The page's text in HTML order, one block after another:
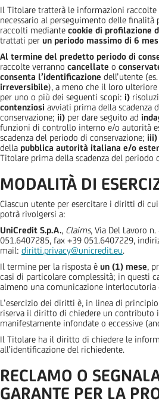
Il Titolare tratterà le informazioni
necessario al perseguimento delle finalità
raccolti mediante cookie di profilazione
trattati per un periodo massimo di 6
Al termine del predetto periodo di
raccolte verranno cancellate o
consenta l’identificazione dell’utente (es.
irreversibile), a meno che il loro
per uno o più dei seguenti scopi: i)
contenziosi avviati prima della scadenza
conservazione; ii) per dare seguito ad
funzioni di controllo interno e/o autorità
scadenza del periodo di conservazione; iii)
della pubblica autorità italiana e/o
Titolare prima della scadenza del periodo
MODALITÀ DI
Ciascun utente per esercitare i diritti di
potrà rivolgersi a:
UniCredit S.p.A., Claims, Via Del Lavoro
051.6407285, fax +39 051.6407229,
mail: diritti.privacy@unicredit.eu.
Il termine per la risposta è un (1) mese,
casi di particolare complessità; in questi
almeno una comunicazione interlocutoria
L’esercizio dei diritti è, in linea di
riserva il diritto di chiedere un contributo
manifestamente infondate o eccessive
Il Titolare ha il diritto di chiedere le
all’identificazione del richiedente.
RECLAMO O
GARANTE PER LA